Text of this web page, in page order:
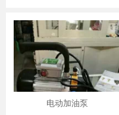
电动加油泵